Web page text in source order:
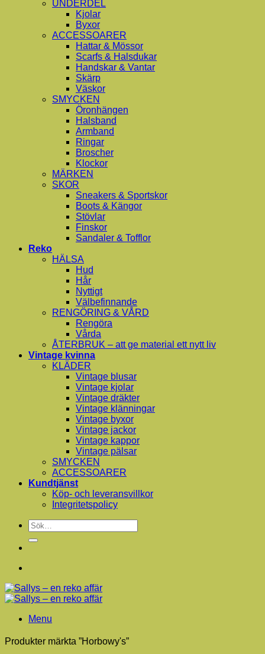
UNDERDEL
Kjolar
Byxor
ACCESSOARER
Hattar & Mössor
Scarfs & Halsdukar
Handskar & Vantar
Skärp
Väskor
SMYCKEN
Öronhängen
Halsband
Armband
Ringar
Broscher
Klockor
MÄRKEN
SKOR
Sneakers & Sportskor
Boots & Kängor
Stövlar
Finskor
Sandaler & Tofflor
Reko
HÄLSA
Hud
Hår
Nyttigt
Välbefinnande
RENGÖRING & VÅRD
Rengöra
Vårda
ÅTERBRUK – att ge material ett nytt liv
Vintage kvinna
KLÄDER
Vintage blusar
Vintage kjolar
Vintage dräkter
Vintage klänningar
Vintage byxor
Vintage jackor
Vintage kappor
Vintage pälsar
SMYCKEN
ACCESSOARER
Kundtjänst
Köp- och leveransvillkor
Integritetspolicy
Sök
efter:
Menu
Produkter märkta ”Horbowy's”